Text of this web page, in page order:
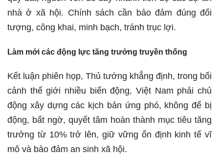
nhà ở xã hội. Chính sách cần bảo đảm đúng đối
tượng, công khai, minh bạch, tránh trục lợi.
Làm mới các động lực tăng trưởng truyền thống
Kết luận phiên họp, Thủ tướng khẳng định, trong bối
cảnh thế giới nhiều biến động, Việt Nam phải chủ
động xây dựng các kịch bản ứng phó, không để bị
động, bất ngờ, quyết tâm hoàn thành mục tiêu tăng
trưởng từ 10% trở lên, giữ vững ổn định kinh tế vĩ
mô và bảo đảm an sinh xã hội.